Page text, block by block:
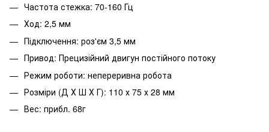
Частота стежка: 70-160 Гц
Ход: 2,5 мм
Підключення: роз'єм 3,5 мм
Привод: Прецизійний двигун постійного потоку
Режим роботи: непереривна робота
Розміри (Д Х Ш Х Г): 110 х 75 х 28 мм
Вес: прибл. 68г